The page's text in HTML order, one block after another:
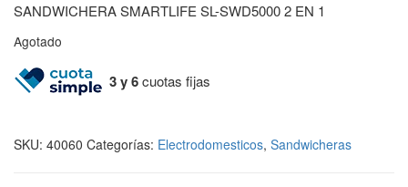
SANDWICHERA SMARTLIFE SL-SWD5000 2 EN 1
Agotado
3 y 6cuotas fijas
SKU: 40060 Categorías: Electrodomesticos, Sandwicheras